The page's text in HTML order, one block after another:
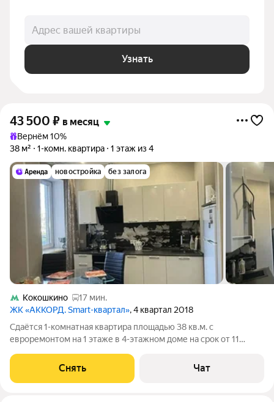
Адрес вашей квартиры
Узнать
43 500 ₽ в месяц
Вернём 10%
38 м²
1-комн. квартира 1 этаж из 4
новостройка без залога
Кокошкино
17 мин.
ЖК «АККОРД. Smart-квартал», 4 квартал 2018
Сдаётся 1-комнатная квартира площадью 38 кв.м. с
евроремонтом на 1 этаже в 4-этажном доме на срок от 11
Стиральная машина Холодильник Дом - монолитный.
Коммунальные услуги по счетчикам оплачиваются
Снять Чат